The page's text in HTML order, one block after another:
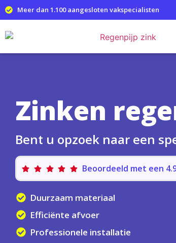
Meer dan 1.100 aangesloten vakspecialisten
Zinken
Bent u opzoek naar een
Beoordeeld met een
Duurzaam materiaal
Efficiënte afvoer
Professionele installatie